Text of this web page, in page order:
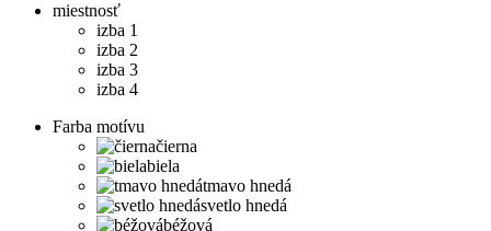
miestnosť
izba 1
izba 2
izba 3
izba 4
Farba motívu
čierna
biela
tmavo hnedá
svetlo hnedá
béžová